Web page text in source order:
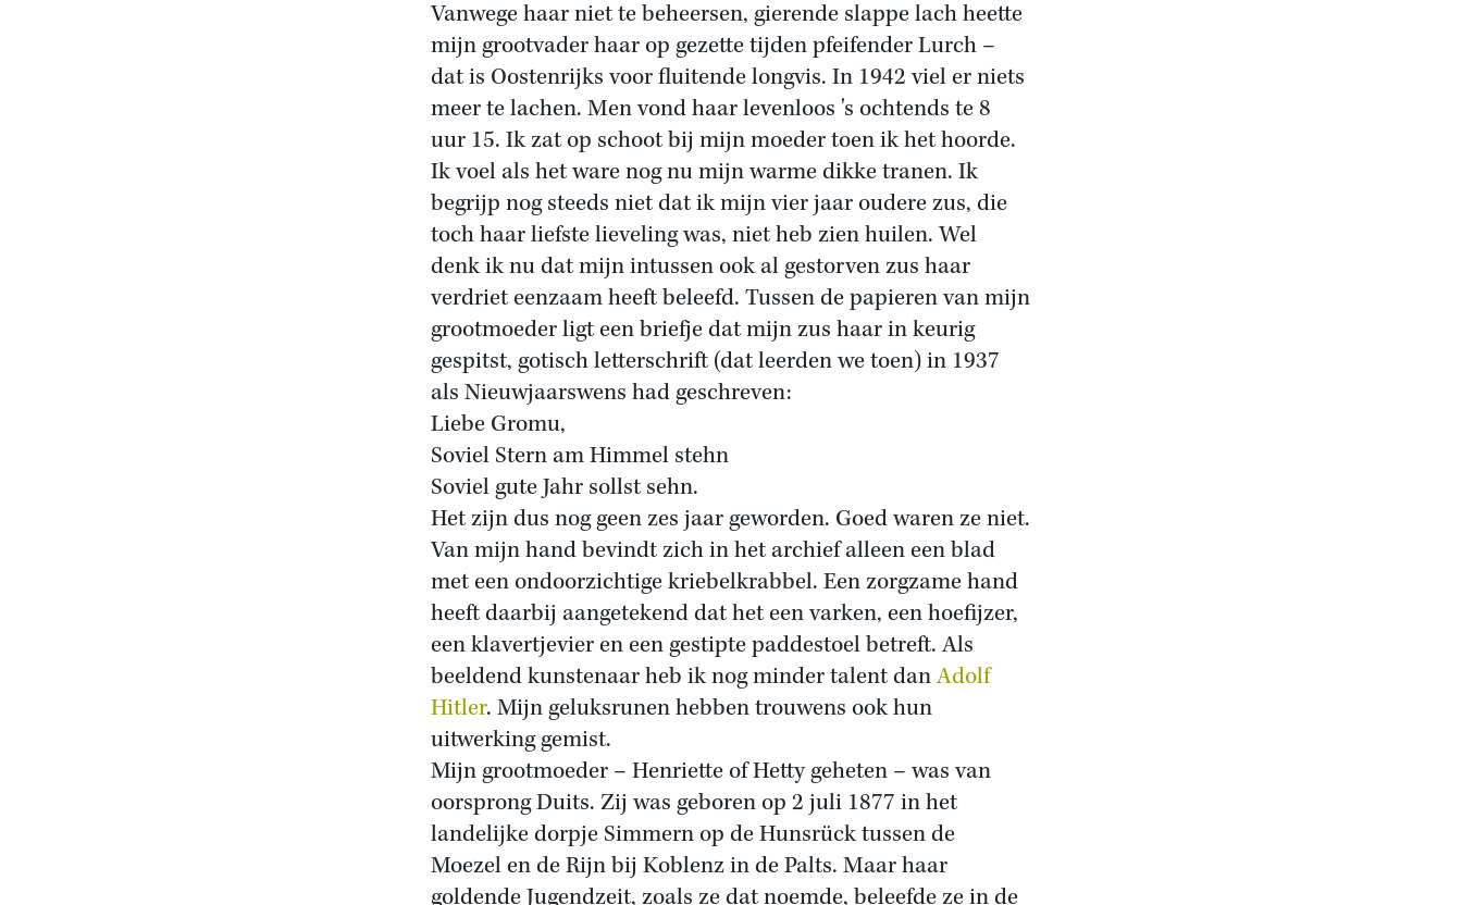
Vanwege haar niet te beheersen, gierende slappe lach heette
mijn grootvader haar op gezette tijden pfeifender Lurch –
dat is Oostenrijks voor fluitende longvis. In 1942 viel er niets
meer te lachen. Men vond haar levenloos 's ochtends te 8
uur 15. Ik zat op schoot bij mijn moeder toen ik het hoorde.
Ik voel als het ware nog nu mijn warme dikke tranen. Ik
begrijp nog steeds niet dat ik mijn vier jaar oudere zus, die
toch haar liefste lieveling was, niet heb zien huilen. Wel
denk ik nu dat mijn intussen ook al gestorven zus haar
verdriet eenzaam heeft beleefd. Tussen de papieren van mijn
grootmoeder ligt een briefje dat mijn zus haar in keurig
gespitst, gotisch letterschrift (dat leerden we toen) in 1937
als Nieuwjaarswens had geschreven:
Liebe Gromu,
Soviel Stern am Himmel stehn
Soviel gute Jahr sollst sehn.
Het zijn dus nog geen zes jaar geworden. Goed waren ze niet.
Van mijn hand bevindt zich in het archief alleen een blad
met een ondoorzichtige kriebelkrabbel. Een zorgzame hand
heeft daarbij aangetekend dat het een varken, een hoefijzer,
een klavertjevier en een gestipte paddestoel betreft. Als
beeldend kunstenaar heb ik nog minder talent danAdolf
Hitler. Mijn geluksrunen hebben trouwens ook hun
uitwerking gemist.
Mijn grootmoeder – Henriette of Hetty geheten – was van
oorsprong Duits. Zij was geboren op 2 juli 1877 in het
landelijke dorpje Simmern op de Hunsrück tussen de
Moezel en de Rijn bij Koblenz in de Palts. Maar haar
goldende Jugendzeit, zoals ze dat noemde, beleefde ze in de